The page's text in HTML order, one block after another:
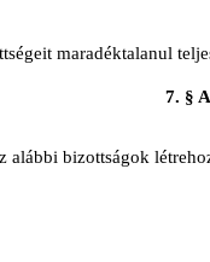
maradéktalanul
7. §
alábbi bizottságok